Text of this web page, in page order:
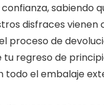
sabiendo
disfraces
proceso de
regreso de
todo el embalaje